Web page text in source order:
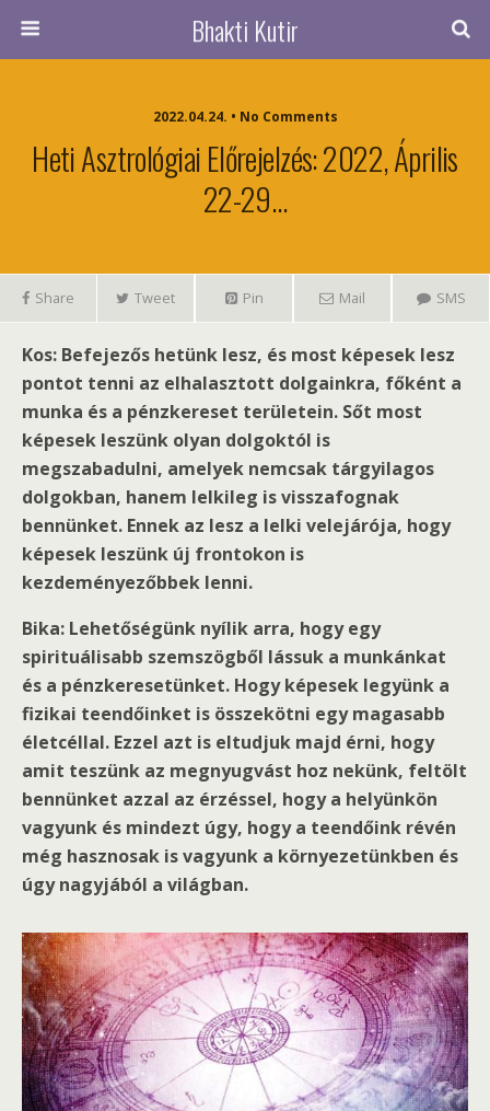
Bhakti Kutir
2022.04.24. • No Comments
Heti Asztrológiai Előrejelzés: 2022, Április
22-29…
Share Tweet Pin Mail SMS
Kos: Befejezős hetünk lesz, és most képesek lesz
pontot tenni az elhalasztott dolgainkra, főként a
munka és a pénzkereset területein. Sőt most
képesek leszünk olyan dolgoktól is
megszabadulni, amelyek nemcsak tárgyilagos
dolgokban, hanem lelkileg is visszafognak
bennünket. Ennek az lesz a lelki velejárója, hogy
képesek leszünk új frontokon is
kezdeményezőbbek lenni.
Bika: Lehetőségünk nyílik arra, hogy egy
spirituálisabb szemszögből lássuk a munkánkat
és a pénzkeresetünket. Hogy képesek legyünk a
fizikai teendőinket is összekötni egy magasabb
életcéllal. Ezzel azt is eltudjuk majd érni, hogy
amit teszünk az megnyugvást hoz nekünk, feltölt
bennünket azzal az érzéssel, hogy a helyünkön
vagyunk és mindezt úgy, hogy a teendőink révén
még hasznosak is vagyunk a környezetünkben és
úgy nagyjából a világban.